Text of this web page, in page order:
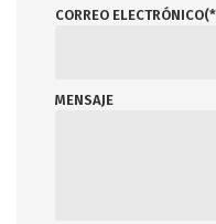
CORREO
MENSAJE